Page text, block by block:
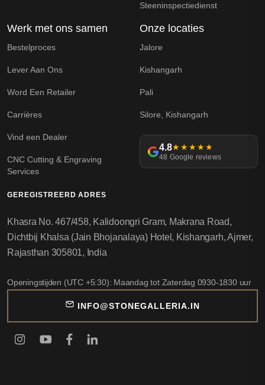
Steeninspectiedienst
Werk met ons samen
Bestelproces
Lever Aan Ons
Word Een Retailer
Carrières
Vind een Dealer
CNC Cutting & Engraving
Services
Onze locaties
Jalore
Kishangarh
Pali
Silore, Kishangarh
4.8★★★★★
48 Google reviews
GEREGISTREERD ADRES
Khasra No. 467/458, Kalidoongri Gram, Makrana Road,
Dichtbij Khalsa (Jain Bhojanalaya) Hotel, Kishangarh, Ajmer,
Rajasthan 305801, India
Openingstijden (UTC +5:30): Maandag tot Zaterdag 0930-1830 uur
INFO@STONEGALLERIA.IN